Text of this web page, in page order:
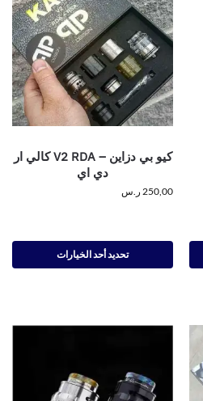
كيو بي دزاين – V2 RDA كالي ار
دي اي
250,00 ر.س
تحديد أحد الخيارات